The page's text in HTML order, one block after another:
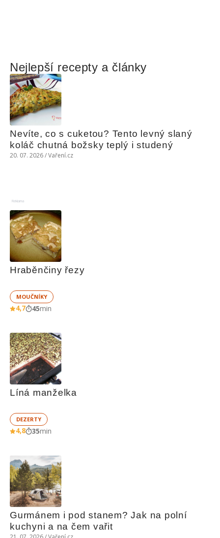
Nejlepší recepty a články
Nevíte, co s cuketou? Tento levný slaný
koláč chutná božsky teplý i studený
20. 07. 2026 / Vaření.cz
Reklama
Hraběnčiny řezy
MOUČNÍKY
4,7 45min
Líná manželka
DEZERTY
4,8 35min
Gurmánem i pod stanem? Jak na polní
kuchyni a na čem vařit